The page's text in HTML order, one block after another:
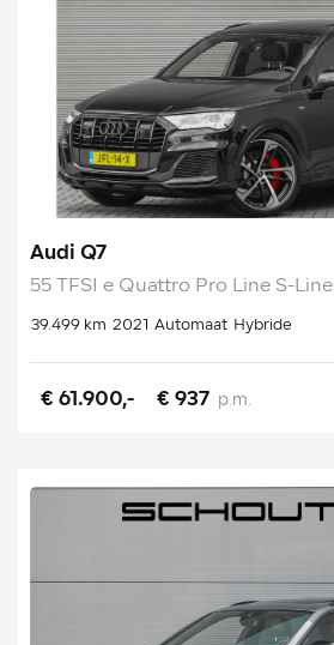
Audi Q7
55 TFSI e Quattro Pro Line S-Line
39.499 km 2021 Automaat Hybride
€ 61.900,- € 937 p.m.